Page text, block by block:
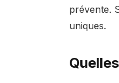
prévente.
uniques.